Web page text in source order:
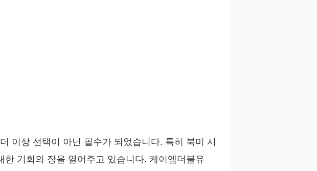
이상 선택이 아닌 필수가 되었습니다. 특히 북미 시
기회의 장을 열어주고 있습니다. 케이엠더블유